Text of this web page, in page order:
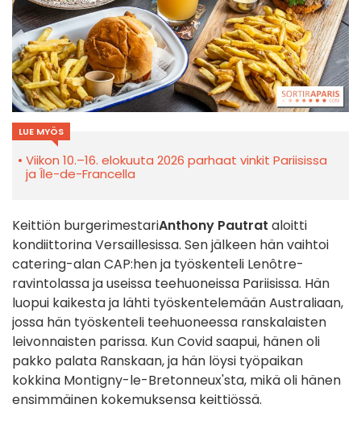
LUE MYÖS
Viikon 10.–16. elokuuta 2026 parhaat vinkit Pariisissa
ja Île-de-Francella
Keittiön burgerimestariAnthony Pautrat aloitti
kondiittorina Versaillesissa. Sen jälkeen hän vaihtoi
catering-alan CAP:hen ja työskenteli Lenôtre-
ravintolassa ja useissa teehuoneissa Pariisissa. Hän
luopui kaikesta ja lähti työskentelemään Australiaan,
jossa hän työskenteli teehuoneessa ranskalaisten
leivonnaisten parissa. Kun Covid saapui, hänen oli
pakko palata Ranskaan, ja hän löysi työpaikan
kokkina Montigny-le-Bretonneux'sta, mikä oli hänen
ensimmäinen kokemuksensa keittiössä.